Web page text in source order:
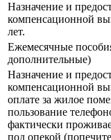
Назначение и
компенсационной
лет.
Ежемесячные
дополнительные)
Назначение и
компенсационной
оплате за жилое
пользование
фактически
под опекой